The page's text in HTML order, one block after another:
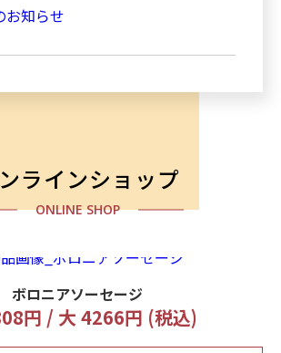
ラインショップ
ONLINE SHOP
ボロニアソーセージ
円 / 大 4266円 (税込)